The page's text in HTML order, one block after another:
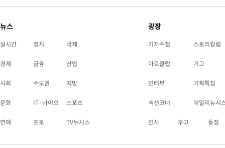
뉴스
실시간 정치 국제
경제 금융 산업
사회 수도권 지방
문화 IT·바이오 스포츠
연예 포토 TV뉴시스
광장
기자수첩 스토리칼럼
아트클럽 기고
인터뷰 기획특집
섹션코너 데일리뉴시
인사 부고 동정